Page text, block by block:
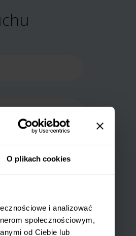
O plikach cookies
i analizować
społecznościowym,
od Ciebie lub
szczegółów
na podany przeze
i usług